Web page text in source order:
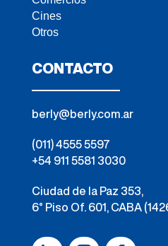
Cines
Otros
CONTACTO
berly@berly.com.ar
(011) 4555 5597
+54 911 5581 3030
Ciudad de la Paz 353,
6° Piso Of. 601, CABA